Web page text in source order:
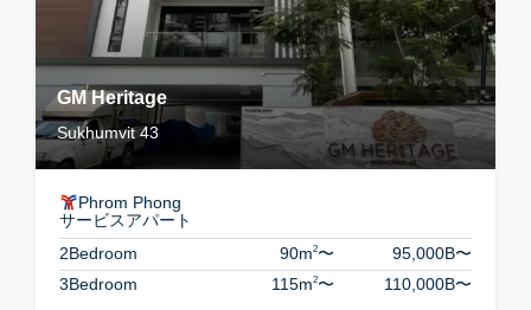
GM Heritage
Sukhumvit 43
Phrom Phong
サービスアパート
2Bedroom
90m2〜 95,000B〜
3Bedroom
115m2〜 110,000B〜